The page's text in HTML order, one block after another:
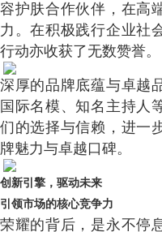
容护肤合作伙伴，在高
力。在积极践行企业社
行动亦收获了无数赞誉。
深厚的品牌底蕴与卓越
国际名模、知名主持人
们的选择与信赖，进一
牌魅力与卓越口碑。
创新引擎，驱动未来
引领市场的核心竞争力
荣耀的背后，是永不停